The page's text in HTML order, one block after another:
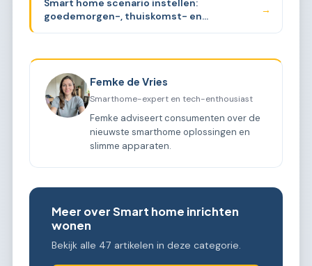
Smart home scenario instellen:
goedemorgen-, thuiskomst- en
→
Femke de Vries
Smarthome-expert en tech-enthousiast
Femke adviseert consumenten over de
nieuwste smarthome oplossingen en
slimme apparaten.
Meer over Smart home inrichten
wonen
Bekijk alle 47 artikelen in deze categorie.